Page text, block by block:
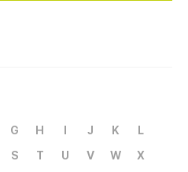
G H I J K
L
S T U V W
X